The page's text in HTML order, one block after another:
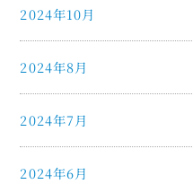
2024年10月
2024年8月
2024年7月
2024年6月